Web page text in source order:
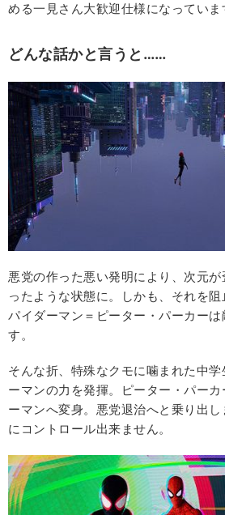
める一見さん大歓迎仕様になっていま
どんな話かと言うと……
悪党の作った悪い発明により、次元
ったような状態に。しかも、それを
パイダーマン＝ピーター・パーカーは
す。
そんな折、特殊なクモに噛まれた中
ーマンの力を発揮。ピーター・パー
ーマンへ変身。悪党退治へと乗り出
にコントロール出来ません。